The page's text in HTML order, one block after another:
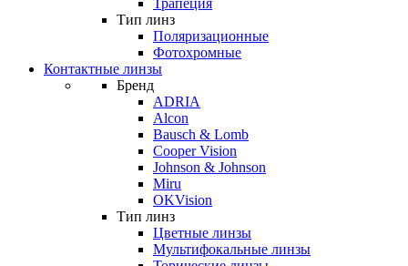
Трапеция
Тип линз
Поляризационные
Фотохромные
Контактные линзы
Бренд
ADRIA
Alcon
Bausch & Lomb
Cooper Vision
Johnson & Johnson
Miru
OKVision
Тип линз
Цветные линзы
Мультифокальные линзы